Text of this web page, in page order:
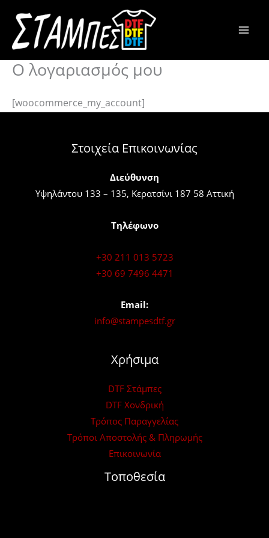
περιεχόμενο
Ο λογαριασμός μου
[woocommerce_my_account]
Στοιχεία Επικοινωνίας
Διεύθυνση
Υψηλάντου 133 – 135, Κερατσίνι 187 58 Αττική
Τηλέφωνο
+30 211 013 5723
+30 69 7496 4471
Email:
info@stampesdtf.gr
Χρήσιμα
DTF Στάμπες
DTF Χονδρική
Τρόπος Παραγγελίας
Τρόποι Αποστολής & Πληρωμής
Επικοινωνία
Τοποθεσία